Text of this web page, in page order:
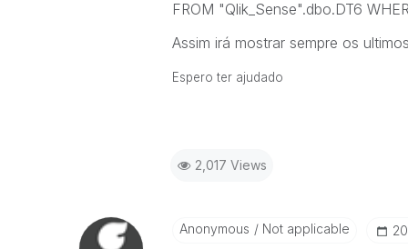
FROM "Qlik_Sense".dbo.DT6
Assim irá mostrar sempre os
Espero ter ajudado
2,017 Views
Anonymous Not applicable